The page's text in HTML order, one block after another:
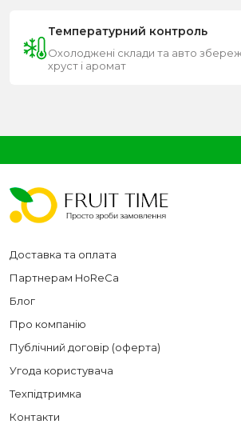
Температурний контроль
Охолоджені склади та авто
хруст і аромат
Доставка та оплата
Партнерам HoReCa
Блог
Про компанію
Публічний договір (оферта)
Угода користувача
Техпідтримка
Контакти